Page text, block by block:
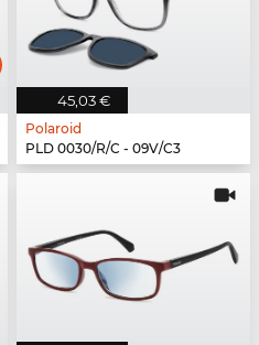
45,03 €
Polaroid
PLD 0030/R/C - 09V/C3